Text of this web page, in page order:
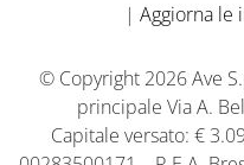
| Aggiorna le
© Copyright 2026 Ave
principale Via A.
Capitale versato: €